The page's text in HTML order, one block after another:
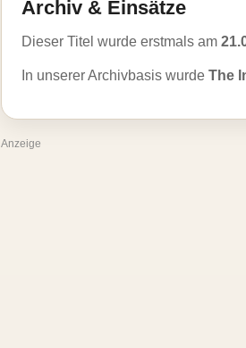
Archiv & Einsätze
Dieser Titel wurde erstmals am
In unserer Archivbasis wurde The
Anzeige